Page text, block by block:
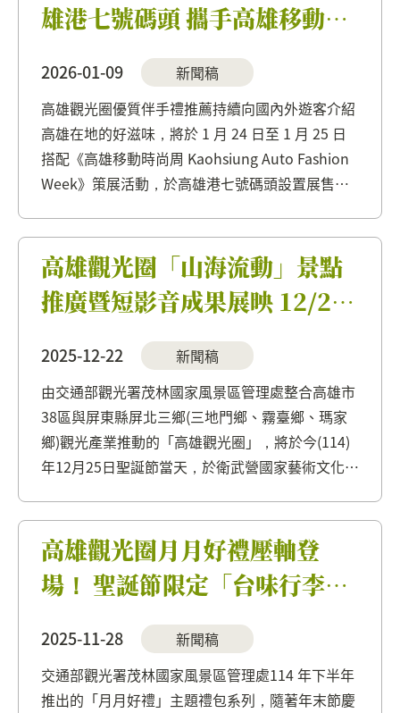
雄港七號碼頭 攜手高雄移動時
尚周展現港都好味
2026-01-09
新聞稿
高雄觀光圈優質伴手禮推薦持續向國內外遊客介紹
高雄在地的好滋味，將於 1 月 24 日至 1 月 25 日
搭配《高雄移動時尚周 Kaohsiung Auto Fashion
Week》策展活動，於高雄港七號碼頭設置展售專
活動期間，民眾於高雄觀光圈展售專...
高雄觀光圈「山海流動」景點
推廣暨短影音成果展映 12/25
衛武營聖誕日限定登場
2025-12-22
新聞稿
由交通部觀光署茂林國家風景區管理處整合高雄市
38區與屏東縣屏北三鄉(三地門鄉、霧臺鄉、瑪家
鄉)觀光產業推動的「高雄觀光圈」，將於今(114)
年12月25日聖誕節當天，於衛武營國家藝術文化中
設置「景點推廣專區」，帶來山海景點介紹、手作
體驗與特色展售，以在...
高雄觀光圈月月好禮壓軸登
場！ 聖誕節限定「台味行李箱
禮包」將道地高雄味打包帶回
家
2025-11-28
新聞稿
交通部觀光署茂林國家風景區管理處114 年下半年
推出的「月月好禮」主題禮包系列，隨著年末節慶